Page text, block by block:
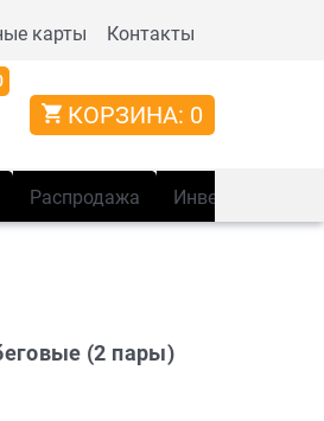
карты Контакты
КОРЗИНА: 0
Распродажа Инвентарь
(2 пары)